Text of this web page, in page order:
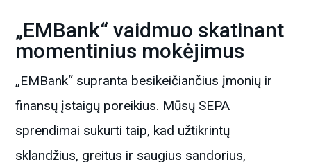
„EMBank“ vaidmuo skatinant
momentinius mokėjimus
„EMBank“ supranta besikeičiančius įmonių ir
finansų įstaigų poreikius. Mūsų SEPA
sprendimai sukurti taip, kad užtikrintų
sklandžius, greitus ir saugius sandorius,